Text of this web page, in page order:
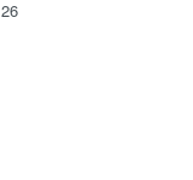
26